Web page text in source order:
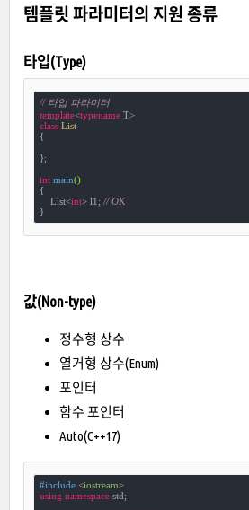
템플릿 파라미터의 지원 종류
타입(Type)
// 타입 파라미터
template<typename
T>
class List
{
};
int main()
{
    List<
int> l1; // OK
}
값(Non-type)
정수형 상수
열거형 상수(Enum)
포인터
함수 포인터
Auto(C++17)
#include <iostream>
using namespace std;